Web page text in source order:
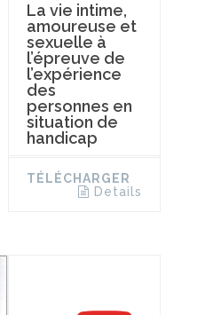
La vie intime,
amoureuse et
sexuelle à
l’épreuve de
l’expérience
des
personnes en
situation de
handicap
TÉLÉCHARGER
Details